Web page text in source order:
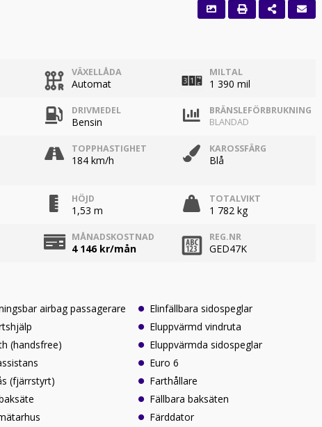
VÄXELLÅDA
Automat
MILTAL
1 390 mil
DRIVMEDEL
Bensin
BRÄNSLEFÖRBRUKNING
BLANDAD
TOPPHASTIGHET
184 km/h
KAROSSFÄRG
Blå
HÖJD
1,53 m
TOTALVIKT
1 782 kg
MÅNADSKOSTNAD
4 146kr/mån
REG.NR
GED47K
airbag passagerare
(handsfree)
(fjärrstyrt)
Elinfällbara sidospeglar
Eluppvärmd vindruta
Eluppvärmda sidospeglar
Euro 6
Farthållare
Fällbara baksäten
Färddator